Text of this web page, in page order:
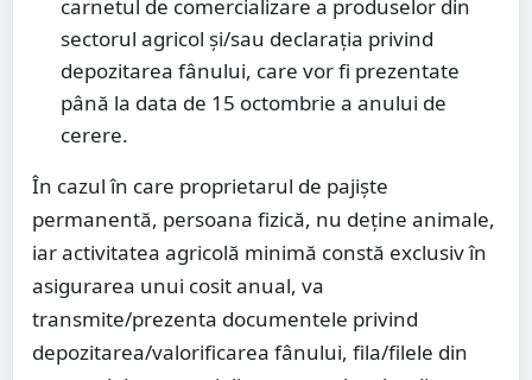
carnetul de comercializare a produselor din
sectorul agricol şi/sau declarația privind
depozitarea fânului, care vor fi prezentate
până la data de 15 octombrie a anului de
cerere.
În cazul în care proprietarul de pajiște
permanentă, persoana fizică, nu deține animale,
iar activitatea agricolă minimă constă exclusiv în
asigurarea unui cosit anual, va
transmite/prezenta documentele privind
depozitarea/valorificarea fânului, fila/filele din